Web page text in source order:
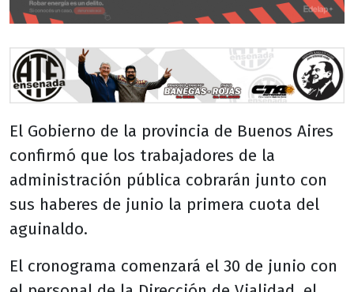
El Gobierno de la provincia de Buenos Aires
confirmó que los trabajadores de la
administración pública cobrarán junto con
sus haberes de junio la primera cuota del
aguinaldo.
El cronograma comenzará el 30 de junio con